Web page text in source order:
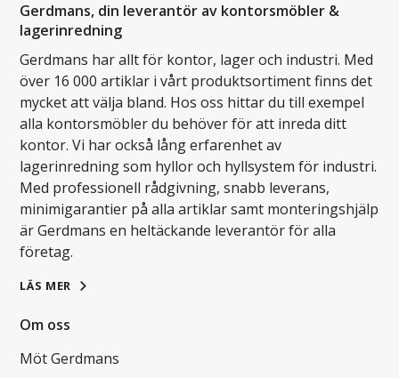
Gerdmans, din leverantör av kontorsmöbler &
lagerinredning
Gerdmans har allt för kontor, lager och industri. Med
över 16 000 artiklar i vårt produktsortiment finns det
mycket att välja bland. Hos oss hittar du till exempel
alla kontorsmöbler du behöver för att inreda ditt
kontor. Vi har också lång erfarenhet av
lagerinredning som hyllor och hyllsystem för industri.
Med professionell rådgivning, snabb leverans,
minimigarantier på alla artiklar samt monteringshjälp
är Gerdmans en heltäckande leverantör för alla
företag.
LÄS MER
Om oss
Möt Gerdmans